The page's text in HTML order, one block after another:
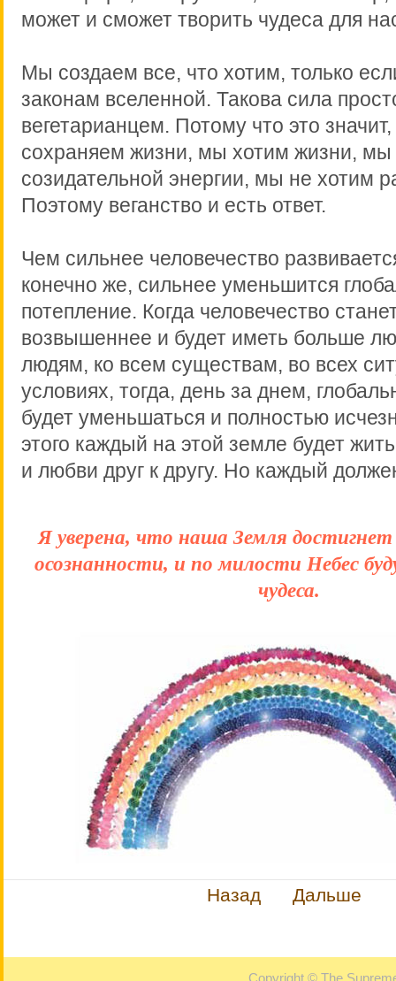
может и сможет творить чудеса для
Мы создаем все, что хотим, только
законам вселенной. Такова сила
вегетарианцем. Потому что это
сохраняем жизни, мы хотим жизни, мы
созидательной энергии, мы не хотим
Поэтому веганство и есть ответ.
Чем сильнее человечество
конечно же, сильнее уменьшится
потепление. Когда человечество
возвышеннее и будет иметь больше
людям, ко всем существам, во всех
условиях, тогда, день за днем,
будет уменьшаться и полностью
этого каждый на этой земле будет
и любви друг к другу. Но каждый
Я уверена, что наша Земля достигнет
осознанности, и по милости Небес
чудеса.
Назад Дальше
Copyright © The